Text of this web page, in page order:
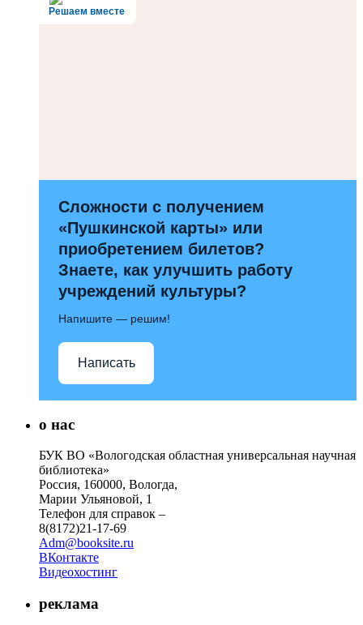
Решаем вместе
Сложности с получением
«Пушкинской карты» или
приобретением билетов?
Знаете, как улучшить работу
учреждений культуры?
Напишите — решим!
Написать
о нас
БУК ВО «Вологодская областная универсальная научная
библиотека»
Россия, 160000, Вологда,
Марии Ульяновой, 1
Телефон для справок –
8(8172)21-17-69
Adm@booksite.ru
ВКонтакте
Видеохостинг
реклама